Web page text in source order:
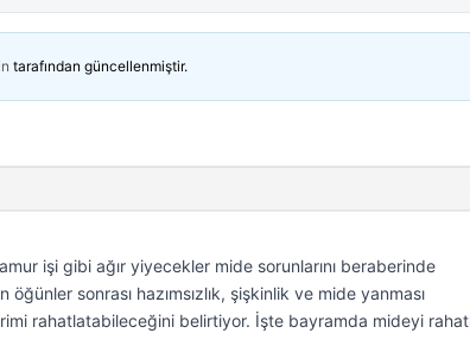
tarafından güncellenmiştir.
işi gibi ağır yiyecekler mide sorunlarını beraberinde
sonrası hazımsızlık, şişkinlik ve mide yanması
rahatlatabileceğini belirtiyor. İşte bayramda mideyi